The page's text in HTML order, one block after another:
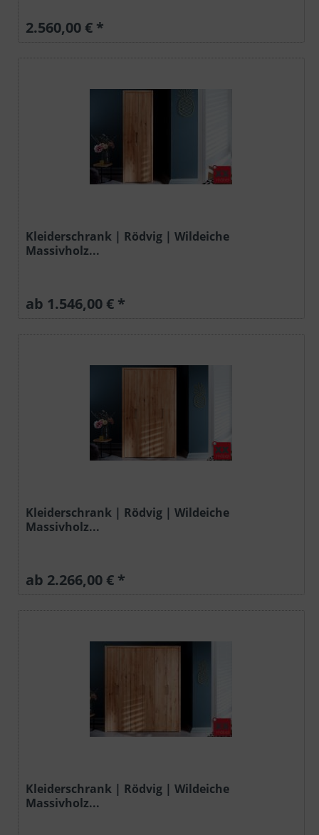
2.560,00 € *
Kleiderschrank | Rödvig | Wildeiche
Massivholz...
ab 1.546,00 € *
Kleiderschrank | Rödvig | Wildeiche
Massivholz...
ab 2.266,00 € *
Kleiderschrank | Rödvig | Wildeiche
Massivholz...